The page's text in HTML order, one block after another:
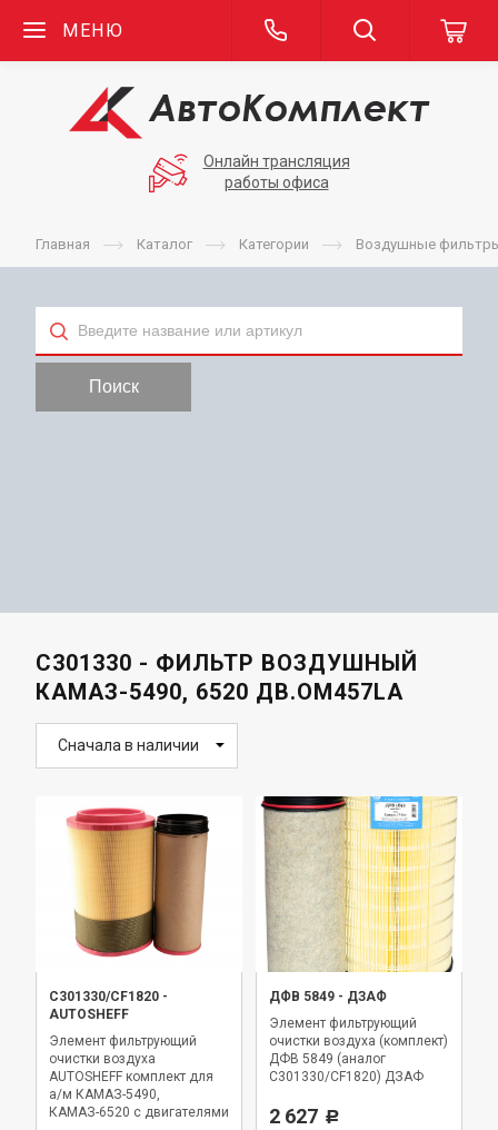
МЕНЮ
Онлайн трансляция
работы офиса
Главная Каталог Категории Воздушные
Поиск
C301330 - ФИЛЬТР ВОЗДУШНЫЙ
КАМАЗ-5490, 6520 ДВ.OM457LA
Сначала в наличии
C301330/CF1820 -
AUTOSHEFF
Элемент фильтрующий
очистки воздуха
AUTOSHEFF комплект для
а/м КАМАЗ-5490,
КАМАЗ-6520 с двигателями
ДФВ 5849 - ДЗАФ
Элемент фильтрующий
очистки воздуха (комплект)
ДФВ 5849 (аналог
C301330/CF1820) ДЗАФ
2 627 Р